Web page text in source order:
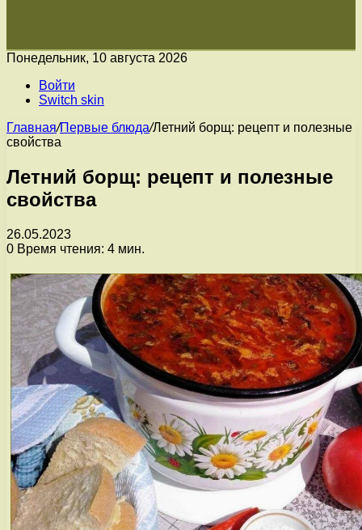
Понедельник, 10 августа 2026
Войти
Switch skin
Главная/Первые блюда/Летний борщ: рецепт и полезные
свойства
Летний борщ: рецепт и полезные
свойства
26.05.2023
0 Время чтения: 4 мин.